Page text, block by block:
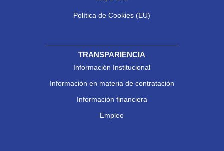
Política de Cookies (EU)
TRANSPARIENCIA
Información Institucional
Información en materia de contratación
Información financiera
Empleo